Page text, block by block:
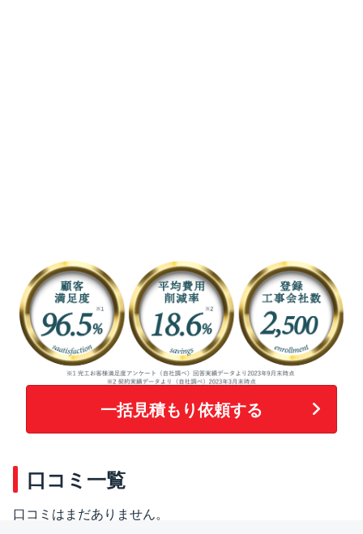
一括見積もり依頼する
口コミ一覧
口コミはまだありません。